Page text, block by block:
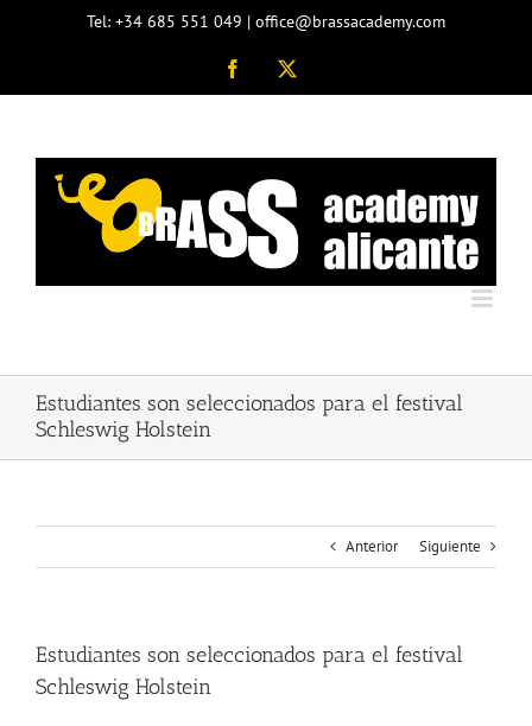
Tel: +34 685 551 049 | office@brassacademy.com
Facebook
Estudiantes son seleccionados para el festival
Schleswig Holstein
Anterior Siguiente
Estudiantes son seleccionados para el festival
Schleswig Holstein